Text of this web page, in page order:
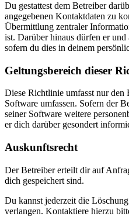
Du gestattest dem Betreiber
angegebenen Kontaktdaten zu
Übermittlung zentraler
ist. Darüber hinaus dürfen er
sofern du dies in deinem
Geltungsbereich dieser
Diese Richtlinie umfasst nur
Software umfassen. Sofern der
seiner Software weitere
er dich darüber gesondert
Auskunftsrecht
Der Betreiber erteilt dir auf
dich gespeichert sind.
Du kannst jederzeit die
verlangen. Kontaktiere hierzu